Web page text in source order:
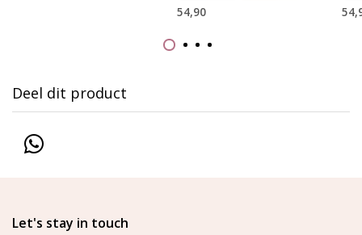
54,90
Deel dit product
Let's stay in touch